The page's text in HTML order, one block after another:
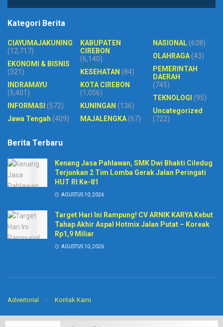
Kategori Berita
CIAYUMAJAKUNING
(12,717)
EKONOMI & BISNIS
(321)
INDRAMAYU
(5,401)
INFORMASI (572)
Jawa Tengah (409)
KABUPATEN
CIREBON
(6,140)
KESEHATAN (84)
KOTA CIREBON
(1,056)
KUNINGAN (136)
MAJALENGKA(67)
NASIONAL(638)
OLAHRAGA(43)
PEMERINTAH
DAERAH
(745)
TEKNOLOGI (95)
Uncategorized
(722)
Berita Terbaru
Kenang Jasa Pahlawan, SMK Dwi Bhakti Ciledug
Terjunkan 2 Tim Lomba Gerak Jalan Peringati
HUT RI Ke-81
AGUSTUS 10, 2026
Target Hari Ini Rampung! CV ARNIK KARYA Kebut
Tahap Akhir Aspal Hotmix Jalan Putat – Koreak
Rp1,9 Miliar
AGUSTUS 10, 2026
Advertorial Kontak Kami
PT. Sinar BIntang Intermedia. Developed byCV